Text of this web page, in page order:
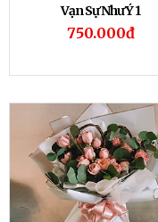
Vạn Sự Như Ý 1
750.000đ